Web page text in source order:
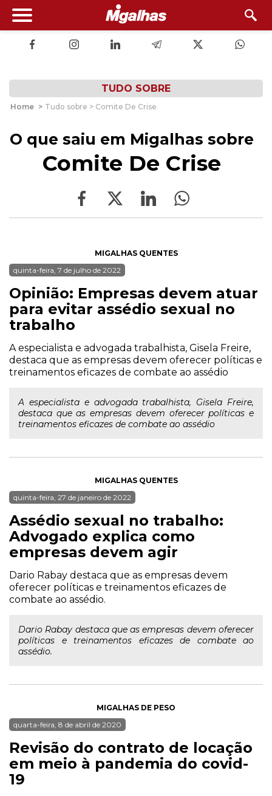
TUDO SOBRE
Home > Tudo sobre > Comite De Crise
O que saiu em Migalhas sobre
Comite De Crise
MIGALHAS QUENTES
quinta-feira, 7 de julho de 2022
Opinião: Empresas devem atuar
para evitar assédio sexual no
trabalho
A especialista e advogada trabalhista, Gisela Freire,
destaca que as empresas devem oferecer políticas e
treinamentos eficazes de combate ao assédio
A especialista e advogada trabalhista, Gisela Freire,
destaca que as empresas devem oferecer políticas e
treinamentos eficazes de combate ao assédio
MIGALHAS QUENTES
quinta-feira, 27 de janeiro de 2022
Assédio sexual no trabalho:
Advogado explica como
empresas devem agir
Dario Rabay destaca que as empresas devem
oferecer políticas e treinamentos eficazes de
combate ao assédio.
Dario Rabay destaca que as empresas devem oferecer
políticas e treinamentos eficazes de combate ao
assédio.
MIGALHAS DE PESO
quarta-feira, 8 de abril de 2020
Revisão do contrato de locação
em meio à pandemia do covid-
19